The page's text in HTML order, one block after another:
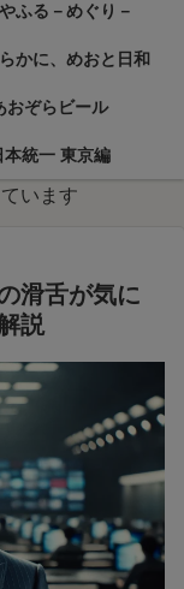
ふる－めぐり－
かに、めおと日和
おぞらビール
本統一 東京編
います
滑舌が気に
説